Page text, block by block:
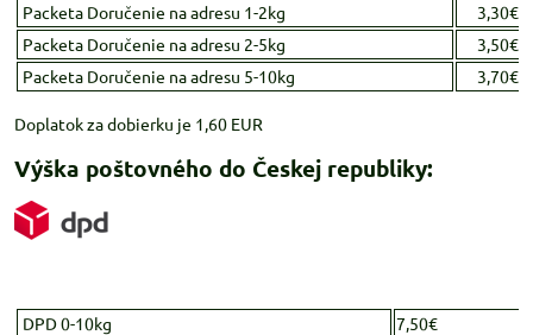
Packeta Doručenie na adresu 1-2kg
3,30€
Packeta Doručenie na adresu 2-5kg
3,50€
Packeta Doručenie na adresu 5-10kg
3,70€
Doplatok za dobierku je 1,60 EUR
Výška poštovného do Českej republiky:
DPD 0-10kg
7,50€